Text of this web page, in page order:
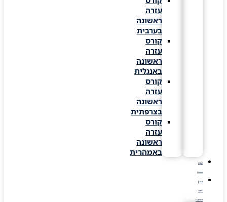
עזרה
ראשונה
בערבית
קורס
עזרה
ראשונה
באנגלית
קורס
עזרה
ראשונה
בצרפתית
קורס
עזרה
ראשונה
באמהרית